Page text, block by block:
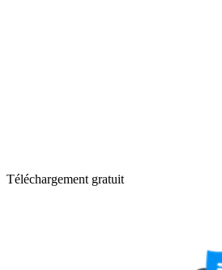
Téléchargement gratuit